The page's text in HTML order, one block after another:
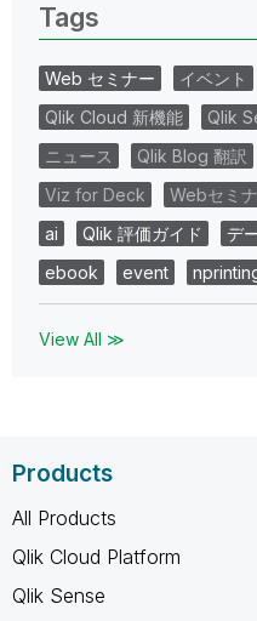
Tags
Web セミナー イベント
Qlik Cloud 新機能
Qlik
ニュース
Qlik Blog 翻訳
Viz for Deck
Webセミ
ai
Qlik 評価ガイド デ
ebook
event
View All ≫
Products
All Products
Qlik Cloud Platform
Qlik Sense